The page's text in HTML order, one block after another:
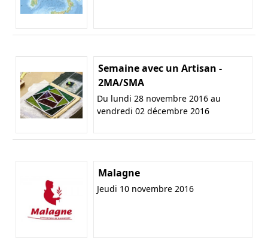
Semaine avec un Artisan -
2MA/SMA
Du lundi 28 novembre 2016 au
vendredi 02 décembre 2016
Malagne
Jeudi 10 novembre 2016